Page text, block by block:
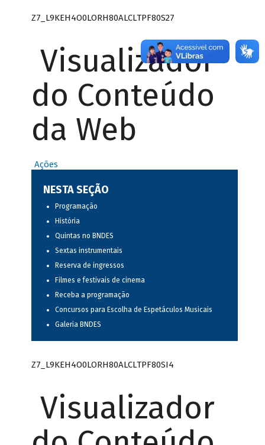
Z7_L9KEH4O0LORH80ALCLTPF80S27
Visualizador
do Conteúdo
da Web
Ações
NESTA SEÇÃO
Programação
História
Quintas no BNDES
Sextas instrumentais
Reserva de ingressos
Filmes e festivais de cinema
Receba a programação
Concursos para Escolha de Espetáculos Musicais
Galeria BNDES
Z7_L9KEH4O0LORH80ALCLTPF80SI4
Visualizador